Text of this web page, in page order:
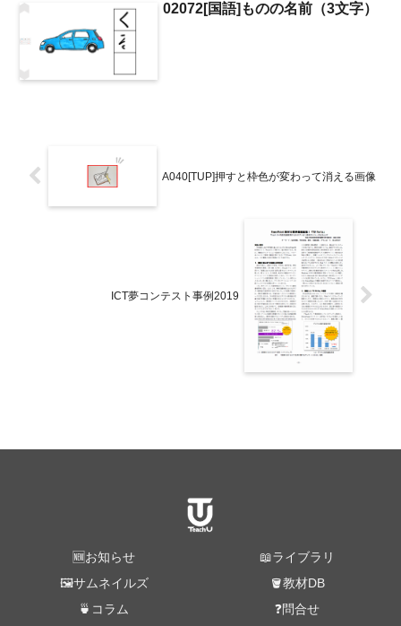
02072[国語]ものの名前（3文字）
A040[TUP]押すと枠色が変わって消える画像
ICT夢コンテスト事例2019
🆕お知らせ
📖ライブラリ
🖼️サムネイルズ
🪣教材DB
🍵コラム
❓問合せ